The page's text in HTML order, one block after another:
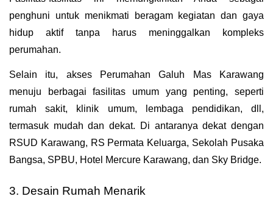
penghuni untuk menikmati beragam kegiatan dan gaya
hidup aktif tanpa harus meninggalkan kompleks
perumahan.
Selain itu, akses Perumahan Galuh Mas Karawang
menuju berbagai fasilitas umum yang penting, seperti
rumah sakit, klinik umum, lembaga pendidikan, dll,
termasuk mudah dan dekat. Di antaranya dekat dengan
RSUD Karawang, RS Permata Keluarga, Sekolah Pusaka
Bangsa, SPBU, Hotel Mercure Karawang, dan Sky Bridge.
3. Desain Rumah Menarik